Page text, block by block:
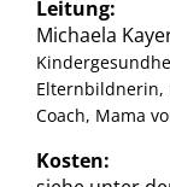
Leitung:
Michaela
Elternbildnerin,
Coach, Mama
Kosten: